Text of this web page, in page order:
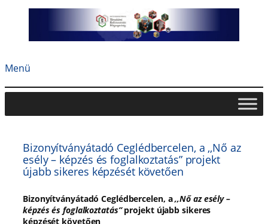
Menü
Bizonyítványátadó Ceglédbercelen, a ,,Nő az
esély – képzés és foglalkoztatás” projekt
újabb sikeres képzését követően
Bizonyítványátadó Ceglédbercelen, a,,Nő az esély –
képzés és foglalkoztatás”projekt újabb sikeres
képzését követően